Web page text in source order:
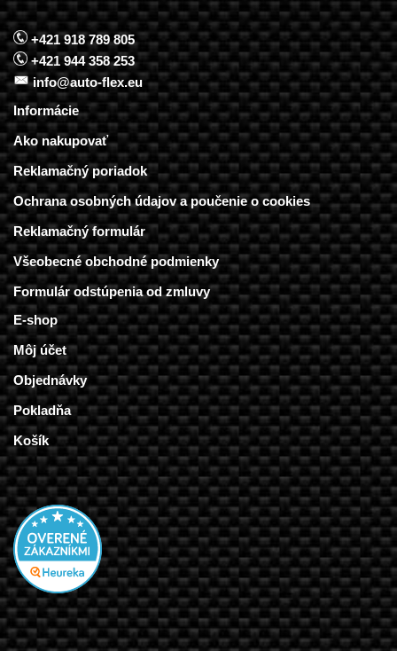
+421 918 789 805
+421 944 358 253
info@auto-flex.eu
Informácie
Ako nakupovať
Reklamačný poriadok
Ochrana osobných údajov a poučenie o cookies
Reklamačný formulár
Všeobecné obchodné podmienky
Formulár odstúpenia od zmluvy
E-shop
Môj účet
Objednávky
Pokladňa
Košík